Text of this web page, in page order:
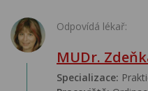
Odpovídá lékař:
MUDr.
Specializace: